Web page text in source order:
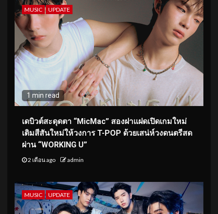
MUSIC UPDATE
1 min read
เดบิวต์สะดุดตา “MicMac” สองฝาแฝดเปิดเกมใหม่
เติมสีสันใหม่ให้วงการ T-POP ด้วยเสน่ห์วงดนตรีสด
ผ่าน “WORKING U”
2 เดือน ago admin
MUSIC UPDATE